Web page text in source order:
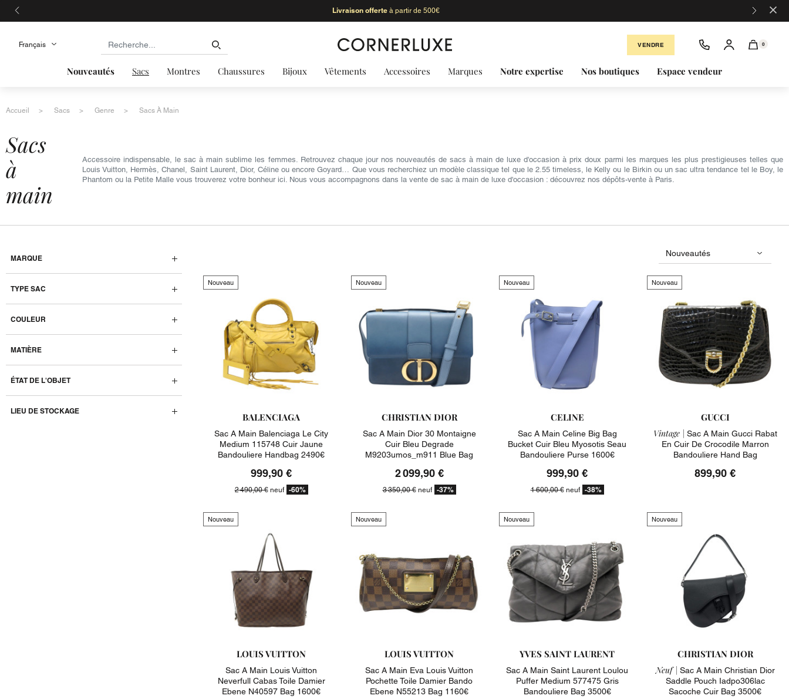
Livraison offerteà partir de 500€ ×
VENDRE 0
Nouveautés Sacs Montres Chaussures Bijoux Vêtements Accessoires Marques Notre expertise Nos boutiques Espace vendeur
Accueil Sacs Genre Sacs À Main
sacs
à
main
Accessoire indispensable, le sac à main sublime les femmes. Retrouvez chaque jour nos nouveautés de sacs à main de luxe d'occasion à prix doux parmi les marques les plus prestigieuses telles que
Louis Vuitton, Hermès, Chanel, Saint Laurent, Dior, Céline ou encore Goyard… Que vous recherchiez un modèle classique tel que le 2.55 timeless, le Kelly ou le Birkin ou un sac ultra tendance tel le Boy, le
Phantom ou la Petite Malle vous trouverez votre bonheur ici. Nous vous accompagnons dans la vente de sac à main de luxe d'occasion : découvrez nos dépôts-vente à Paris.
MARQUE
TYPE SAC
COULEUR
MATIÈRE
ÉTAT DE L'OBJET
LIEU DE STOCKAGE
Nouveau
BALENCIAGA
Sac A Main Balenciaga Le City
Medium 115748 Cuir Jaune
Bandouliere Handbag 2490€
999,90 €
2 490,00 €neuf -60%
Nouveau
CHRISTIAN DIOR
Sac A Main Dior 30 Montaigne
Cuir Bleu Degrade
M9203umos_m911 Blue Bag
2 099,90 €
3 350,00 €neuf -37%
Nouveau
CELINE
Sac A Main Celine Big Bag
Bucket Cuir Bleu Myosotis Seau
Bandouliere Purse 1600€
999,90 €
1 600,00 €neuf -38%
Nouveau
GUCCI
Vintage | Sac A Main Gucci Rabat
En Cuir De Crocodile Marron
Bandouliere Hand Bag
899,90 €
Nouveau
LOUIS VUITTON
Sac A Main Louis Vuitton
Neverfull Cabas Toile Damier
Ebene N40597 Bag 1600€
Nouveau
LOUIS VUITTON
Sac A Main Eva Louis Vuitton
Pochette Toile Damier Bando
Ebene N55213 Bag 1160€
Nouveau
YVES SAINT LAURENT
Sac A Main Saint Laurent Loulou
Puffer Medium 577475 Gris
Bandouliere Bag 3500€
Nouveau
CHRISTIAN DIOR
Neuf | Sac A Main Christian Dior
Saddle Pouch Iadpo306lac
Sacoche Cuir Bag 3500€